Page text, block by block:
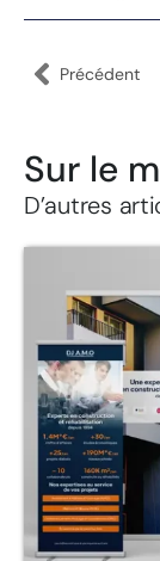
Précédent
Sur le
D’autres